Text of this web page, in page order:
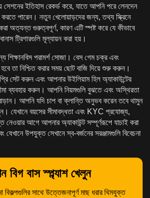
সেশনের ইতিহাস রেকর্ড করে, যাতে আপনি পরে লেনদেন
করতে পারেন। নতুন খেলোয়াড়দের জন্য, তথ্য স্ক্রিনে
অত্যন্ত গুরুত্বপূর্ণ, কারণ এটি স্পষ্ট করে যে কীভাবে
ট্রিগারগুলি মূল্যায়ন করা হয়।
শিক্ষানবিস পরামর্শ সোজা। বেস গেম চক্র এবং
হবে তা নিশ্চিত করার সময় ছোট বাজি দিয়ে শুরু করুন।
সেট করুন এবং আপনার উইলিয়াম হিল অ্যাকাউন্টের
ব্যবহার করুন। আপনি নিয়মগুলি বুঝতে এবং অস্থিরতা
আপনি যদি চাপ বা ক্লান্তি অনুভব করেন তবে থামুন
যেখানে বয়সের সীমাবদ্ধতা এবং KYC প্রযোজ্য,
নেওয়ার আগে আপনার অ্যাকাউন্ট সম্পূর্ণরূপে যাচাই করা
যেখানে উপযুক্ত সেখানে স্ব-বর্জনের সরঞ্জামগুলি বিবেচনা
বিগ বাস স্প্ল্যাশ খেলুন
সাথে উত্তেজনাপূর্ণ মাছ ধরার থিমযুক্ত